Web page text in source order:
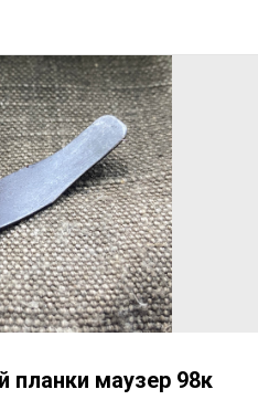
планки маузер 98к